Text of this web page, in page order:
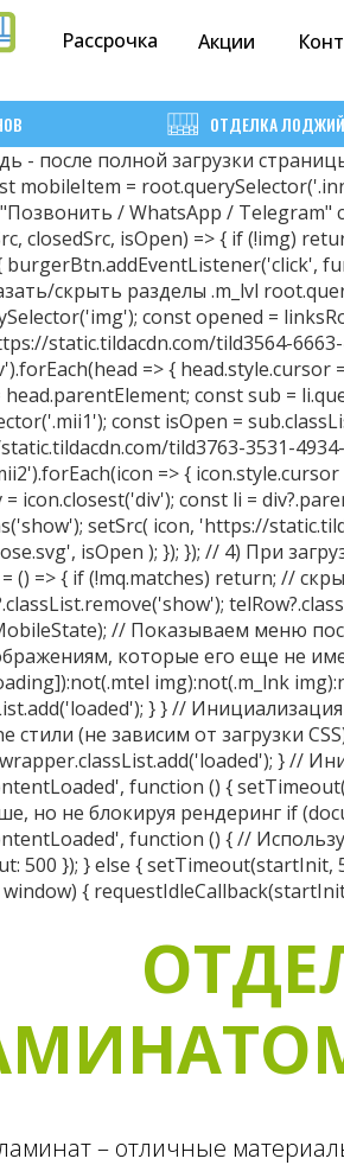
Рассрочка Акции
ОТДЕЛКА ЛОДЖИЙ
– отличные